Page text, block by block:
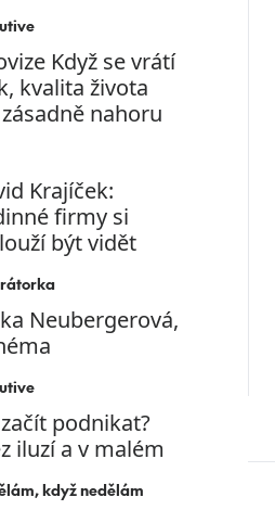
Když se vrátí
kvalita života
nahoru
Krajíček:
firmy si
být vidět
Neubergerová,
začít podnikat?
iluzí a v malém
když nedělám